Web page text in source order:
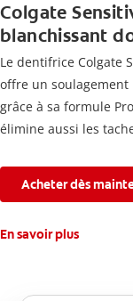
Colgate
blanchissant
Le dentifrice Colgate
offre un
grâce à sa formule
élimine aussi les
connaissez.
Acheter dès
En savoir plus